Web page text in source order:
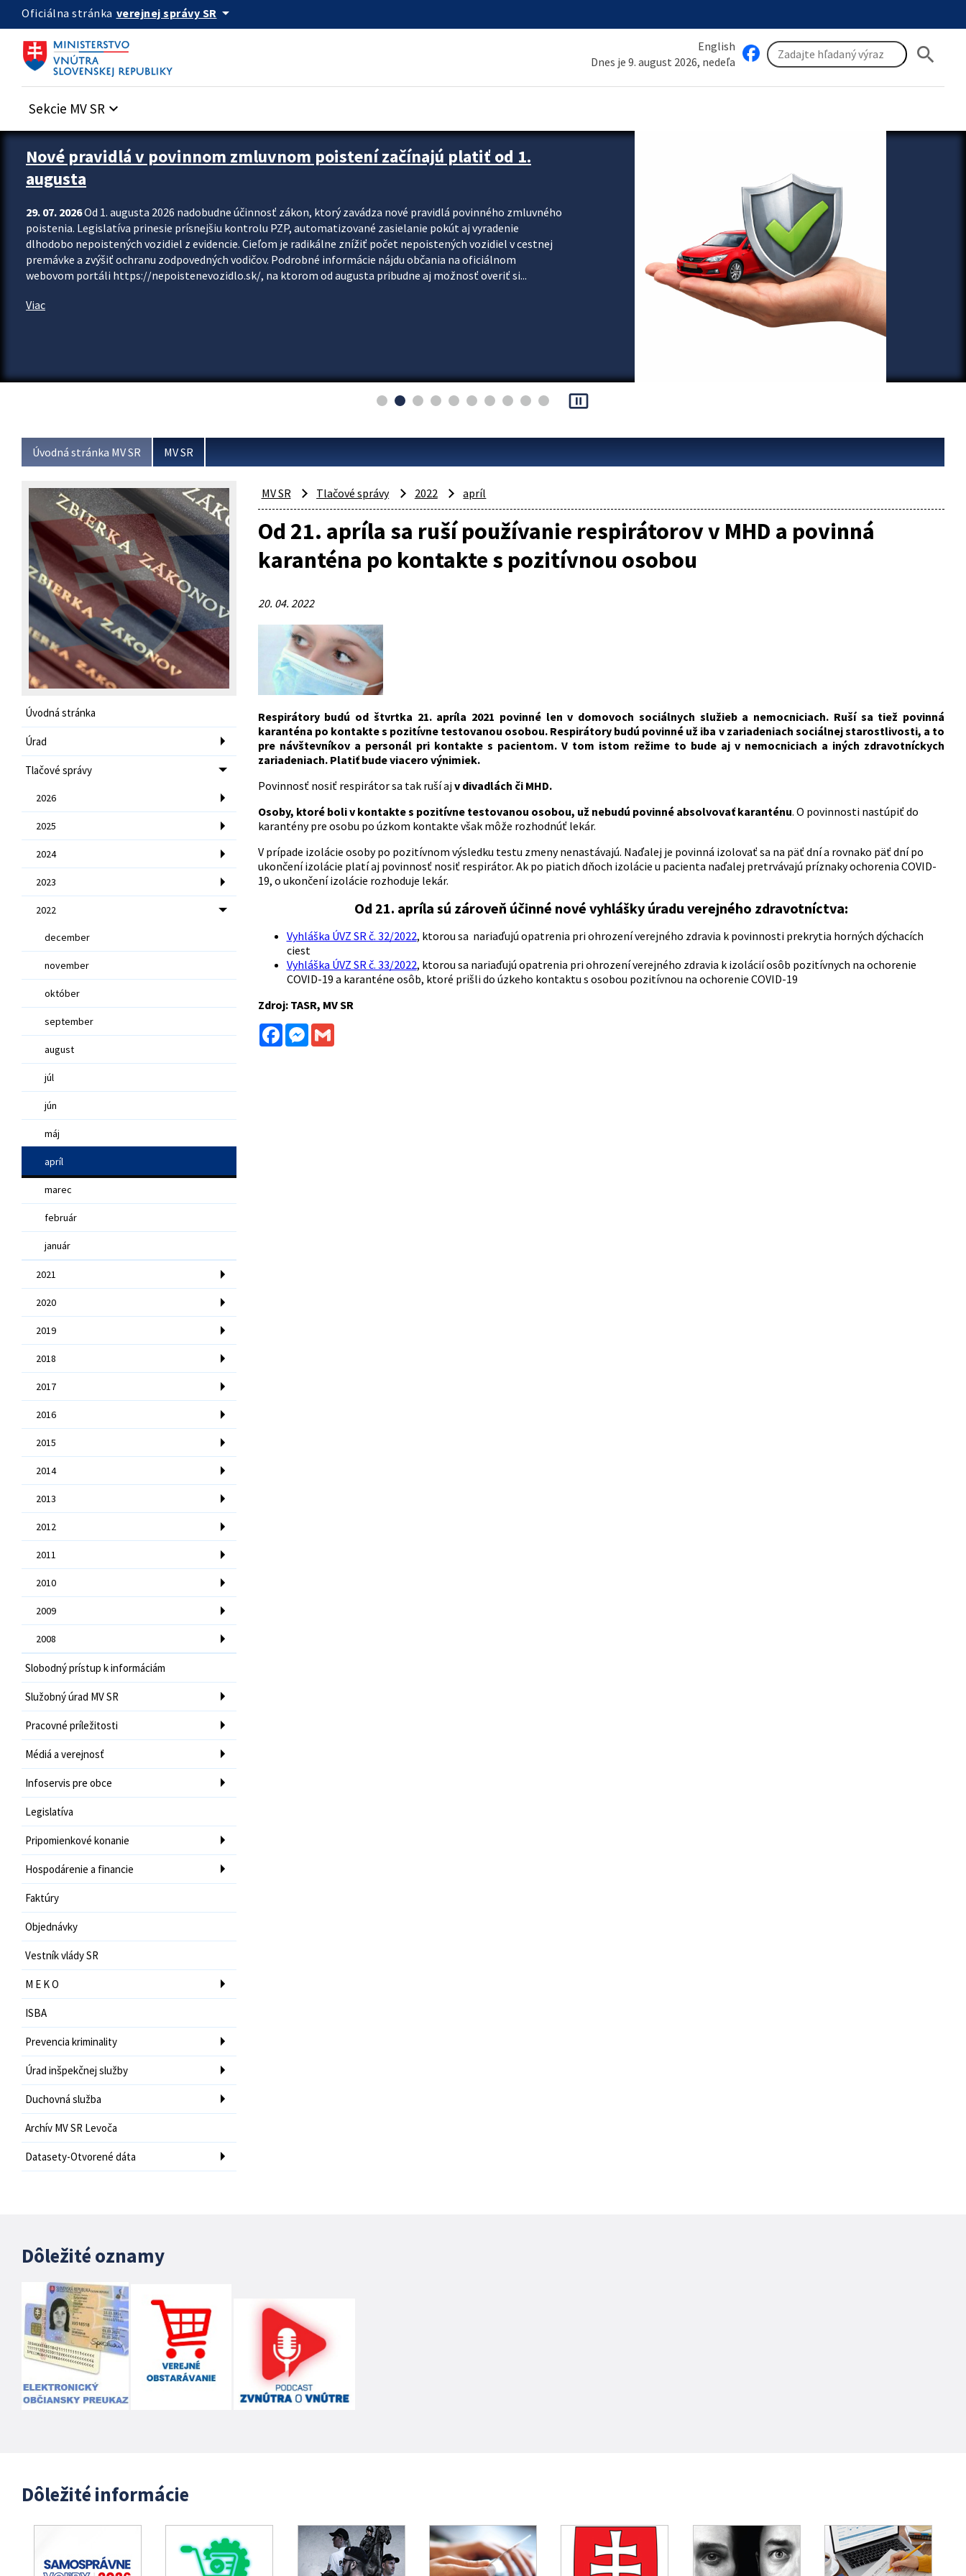
Preskocit na hlavný obsah
Oficiálna stránka verejnej správy SR arrow_drop_down
English
Dnes je 9. august 2026, nedeľa
search
Sekcie MV SR keyboard_arrow_down
Zastavit automatický posun upútavok
Nové pravidlá v povinnom zmluvnom poistení začínajú platiť od 1.
augusta
29. 07. 2026Od 1. augusta 2026 nadobudne účinnosť zákon, ktorý zavádza nové pravidlá povinného zmluvného
poistenia. Legislatíva prinesie prísnejšiu kontrolu PZP, automatizované zasielanie pokút aj vyradenie
dlhodobo nepoistených vozidiel z evidencie. Cieľom je radikálne znížiť počet nepoistených vozidiel v cestnej
premávke a zvýšiť ochranu zodpovedných vodičov. Podrobné informácie nájdu občania na oficiálnom
webovom portáli https://nepoistenevozidlo.sk/, na ktorom od augusta pribudne aj možnosť overiť si...
Viac
pause_presentation
Úvodná stránka MV SR MV SR
Úvodná stránka
Úrad
Tlačové správy
2026
2025
2024
2023
2022
december
november
október
september
august
júl
jún
máj
apríl
marec
február
január
2021
2020
2019
2018
2017
2016
2015
2014
2013
2012
2011
2010
2009
2008
Slobodný prístup k informáciám
Služobný úrad MV SR
Pracovné príležitosti
Médiá a verejnosť
Infoservis pre obce
Legislatíva
Pripomienkové konanie
Hospodárenie a financie
Faktúry
Objednávky
Vestník vlády SR
M E K O
ISBA
Prevencia kriminality
Úrad inšpekčnej služby
Duchovná služba
Archív MV SR Levoča
Datasety-Otvorené dáta
MV SR Tlačové správy 2022 apríl
Od 21. apríla sa ruší používanie respirátorov v MHD a povinná
karanténa po kontakte s pozitívnou osobou
20. 04. 2022
Respirátory budú od štvrtka 21. apríla 2021 povinné len v domovoch sociálnych služieb a nemocniciach. Ruší sa tiež povinná
karanténa po kontakte s pozitívne testovanou osobou. Respirátory budú povinné už iba v zariadeniach sociálnej starostlivosti, a to
pre návštevníkov a personál pri kontakte s pacientom. V tom istom režime to bude aj v nemocniciach a iných zdravotníckych
zariadeniach. Platiť bude viacero výnimiek.
Povinnosť nosiť respirátor sa tak ruší ajv divadlách či MHD.
Osoby, ktoré boli v kontakte s pozitívne testovanou osobou, už nebudú povinné absolvovať karanténu. O povinnosti nastúpiť do
karantény pre osobu po úzkom kontakte však môže rozhodnúť lekár.
V prípade izolácie osoby po pozitívnom výsledku testu zmeny nenastávajú. Naďalej je povinná izolovať sa na päť dní a rovnako päť dní po
ukončení izolácie platí aj povinnosť nosiť respirátor. Ak po piatich dňoch izolácie u pacienta naďalej pretrvávajú príznaky ochorenia COVID-
19, o ukončení izolácie rozhoduje lekár.
Od 21. apríla sú zároveň účinné nové vyhlášky úradu verejného zdravotníctva:
Vyhláška ÚVZ SR č. 32/2022, ktorou sa nariaďujú opatrenia pri ohrození verejného zdravia k povinnosti prekrytia horných dýchacích
ciest
Vyhláška ÚVZ SR č. 33/2022, ktorou sa nariaďujú opatrenia pri ohrození verejného zdravia k izolácií osôb pozitívnych na ochorenie
COVID-19 a karanténe osôb, ktoré prišli do úzkeho kontaktu s osobou pozitívnou na ochorenie COVID-19
Zdroj: TASR, MV SR
FacebookMessenger
Gmail
Dôležité oznamy
Dôležité informácie